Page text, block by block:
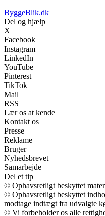
ByggeBlik.dk
Del og hjælp
X
Facebook
Instagram
LinkedIn
YouTube
Pinterest
TikTok
Mail
RSS
Lær os at kende
Kontakt os
Presse
Reklame
Bruger
Nyhedsbrevet
Samarbejde
Del et tip
© Ophavsretligt beskyttet
© Ophavsretligt beskyttet
modtage indtægt fra udvalgte
© Vi forbeholder os alle